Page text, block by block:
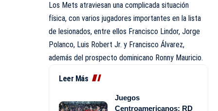
Los Mets atraviesan una complicada situación
física, con varios jugadores importantes en la lista
de lesionados, entre ellos Francisco Lindor, Jorge
Polanco, Luis Robert Jr. y Francisco Álvarez,
además del prospecto dominicano Ronny Mauricio.
Leer Más
Juegos
Centroamericanos: RD